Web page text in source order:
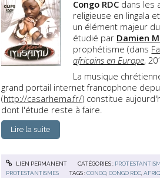
Congo RDC dans les
religieuse en lingala
un élément majeur du
étudié par Damien
prophétisme (dans
africains en Europe,
La musique
grand portail internet francophone
(http://casarhema.fr/) constitue
dont l'étude reste à faire.
Lire la suite
LIEN PERMANENT CATÉGORIES :
PROTESTANTISMES
TAGS :CONGO ,CONGO RDC ,